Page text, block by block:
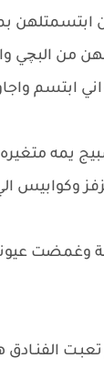
من البچي
اني ابتسم
يمه
وكوابيس
عيوني
الفنـادق